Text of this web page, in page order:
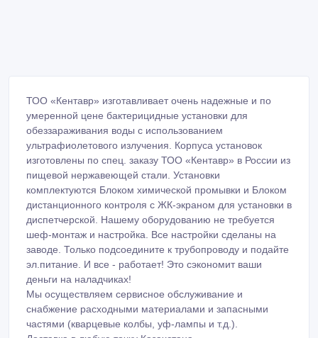
ТОО «Кентавр» изготавливает очень надежные и по
умеренной цене бактерицидные установки для
обеззараживания воды с использованием
ультрафиолетового излучения. Корпуса установок
изготовлены по спец. заказу ТОО «Кентавр» в России из
пищевой нержавеющей стали. Установки
комплектуются Блоком химической промывки и Блоком
дистанционного контроля с ЖК-экраном для установки в
диспетчерской. Нашему оборудованию не требуется
шеф-монтаж и настройка. Все настройки сделаны на
заводе. Только подсоедините к трубопроводу и подайте
эл.питание. И все - работает! Это сэкономит ваши
деньги на наладчиках!
Мы осуществляем сервисное обслуживание и
снабжение расходными материалами и запасными
частями (кварцевые колбы, уф-лампы и т.д.).